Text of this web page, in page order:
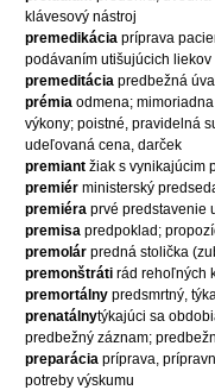
klávesový nástroj
premedikácia príprava
podávaním utišujúcich liekov
premeditácia predbežná
prémia odmena;
výkony; poistné, pravidelná
udeľovaná cena, darček
premiant žiak s vynikajúcim
premiér ministerský
premiéra prvé predstavenie
premisa predpoklad;
premolár predná stolička
premonštráti rád rehoľných
premortálny predsmrtný,
prenatálnytýkajúci sa
predbežný záznam;
preparácia príprava,
potreby výskumu